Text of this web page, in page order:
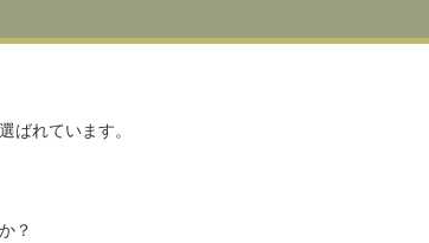
ばれています。
？